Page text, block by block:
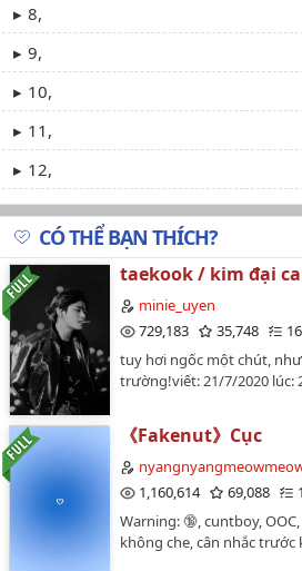
8,
9,
10,
11,
12,
13,
14,
15,
16,
17,
18,
19,
20,
21,
22,
CÓ THỂ BẠN THÍCH?
taekook / kim đại ca
minie_uyen
729,183
35,748
16
tuy hơi ngốc một chút,
trường!viết: 21/7/2020 lúc:
《Fakenut》Cục
1,160,614
69,088
Warning: 🔞, cuntboy,
không che, cân nhắc